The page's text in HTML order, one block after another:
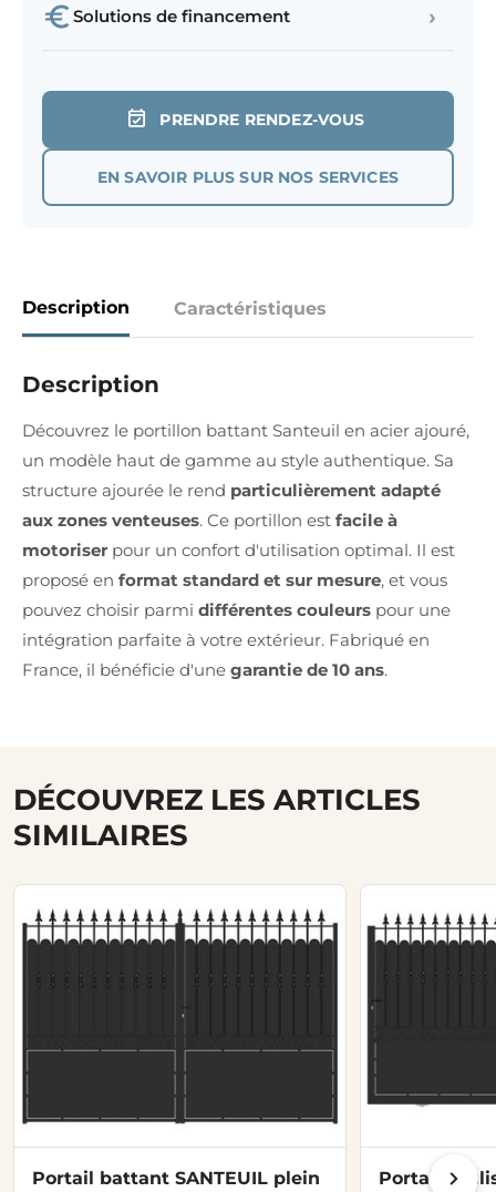
Solutions de financement ›
PRENDRE RENDEZ-VOUS
EN SAVOIR PLUS SUR NOS SERVICES
Description Caractéristiques
Description
Découvrez le portillon battant Santeuil en acier ajouré,
un modèle haut de gamme au style authentique. Sa
structure ajourée le rend particulièrement adapté
aux zones venteuses. Ce portillon est facile à
motoriser pour un confort d'utilisation optimal. Il est
proposé en format standard et sur mesure, et vous
pouvez choisir parmi différentes couleurs pour une
intégration parfaite à votre extérieur. Fabriqué en
France, il bénéficie d'une garantie de 10 ans.
DÉCOUVREZ LES ARTICLES
SIMILAIRES
Portail battant SANTEUIL plein Portail